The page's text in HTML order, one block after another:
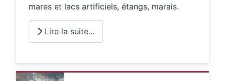
mares et lacs artificiels, étangs, marais.
Lire la suite...